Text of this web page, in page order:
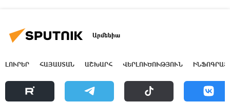
Արմենիա
ԼՈՒՐԵՐ ՀԱՅԱՍՏԱՆ ԱՇԽԱՐՀ ՎԵՐԼՈՒԾՈՒԹՅՈՒՆ